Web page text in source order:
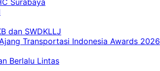
dan SWDKLLJ
Transportasi Indonesia Awards 2026
Berlalu Lintas